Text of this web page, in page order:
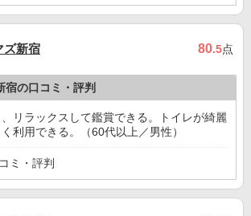
ズ新宿 80.5点
宿の口コミ・評判
リラックスして鑑賞できる。トイレが綺麗
利用できる。（60代以上／男性）
ミ・評判